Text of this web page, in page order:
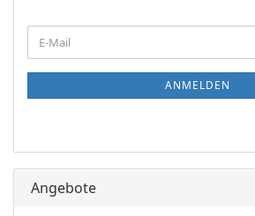
ZUR
NEWSLETTER-
E-
Mail
ANMELDEN
Angebote